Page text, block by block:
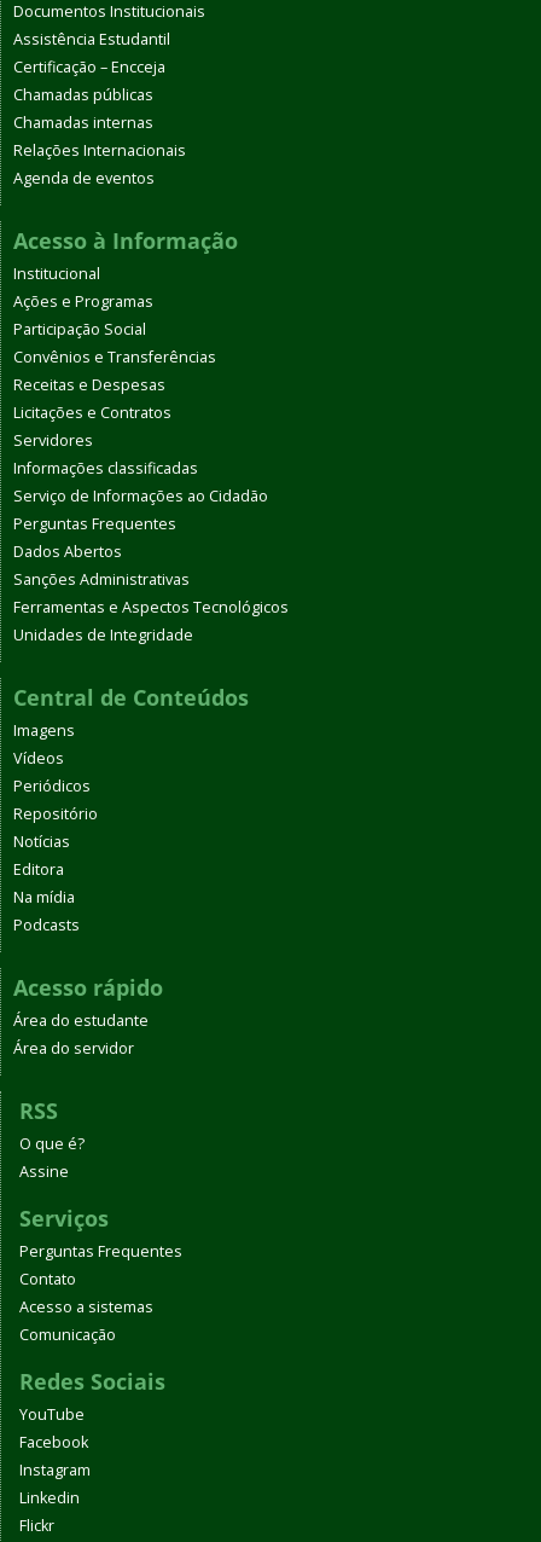
Documentos Institucionais
Assistência Estudantil
Certificação – Encceja
Chamadas públicas
Chamadas internas
Relações Internacionais
Agenda de eventos
Acesso à Informação
Institucional
Ações e Programas
Participação Social
Convênios e Transferências
Receitas e Despesas
Licitações e Contratos
Servidores
Informações classificadas
Serviço de Informações ao Cidadão
Perguntas Frequentes
Dados Abertos
Sanções Administrativas
Ferramentas e Aspectos Tecnológicos
Unidades de Integridade
Central de Conteúdos
Imagens
Vídeos
Periódicos
Repositório
Notícias
Editora
Na mídia
Podcasts
Acesso rápido
Área do estudante
Área do servidor
RSS
O que é?
Assine
Serviços
Perguntas Frequentes
Contato
Acesso a sistemas
Comunicação
Redes Sociais
YouTube
Facebook
Instagram
Linkedin
Flickr